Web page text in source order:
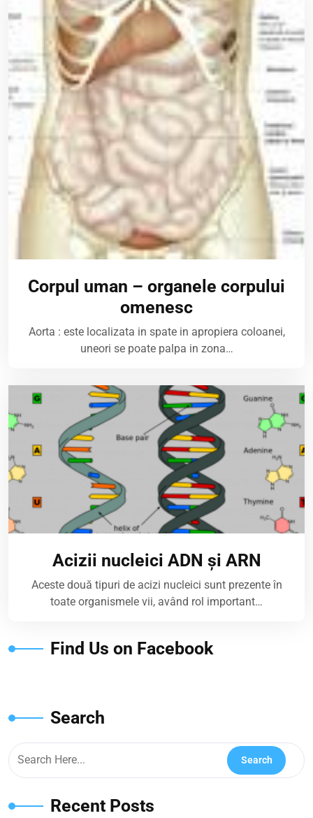
Corpul uman – organele corpului
omenesc
Aorta : este localizata in spate in apropiera coloanei,
uneori se poate palpa in zona…
Acizii nucleici ADN și ARN
Aceste două tipuri de acizi nucleici sunt prezente în
toate organismele vii, având rol important…
Find Us on Facebook
Search
Recent Posts